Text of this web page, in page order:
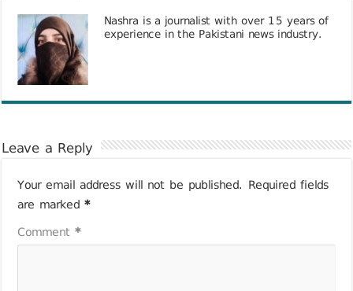
Nashra is a journalist with over 15 years of
experience in the Pakistani news industry.
Leave a Reply
Your email address will not be published. Required fields
are marked*
Comment*